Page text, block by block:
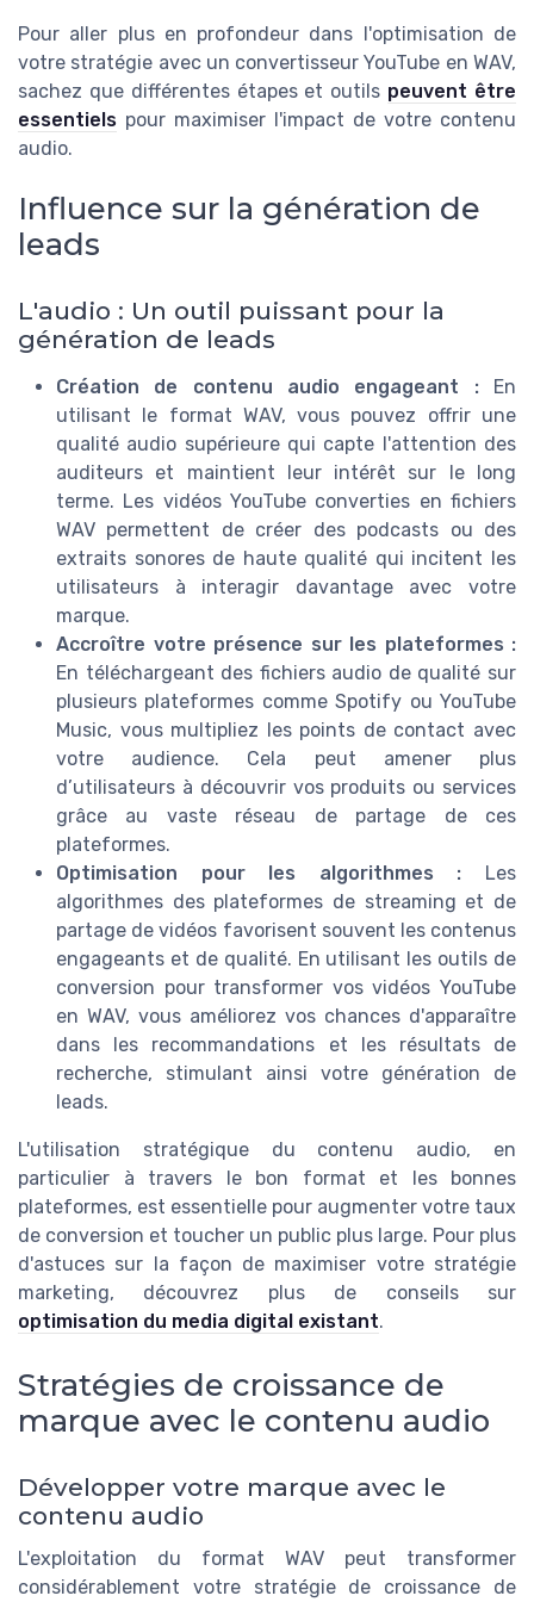
Pour aller plus en profondeur dans l'optimisation de
votre stratégie avec un convertisseur YouTube en WAV,
sachez que différentes étapes et outils peuvent être
essentiels pour maximiser l'impact de votre contenu
audio.
Influence sur la génération de
leads
L'audio : Un outil puissant pour la
génération de leads
Création de contenu audio engageant :En
utilisant le format WAV, vous pouvez offrir une
qualité audio supérieure qui capte l'attention des
auditeurs et maintient leur intérêt sur le long
terme. Les vidéos YouTube converties en fichiers
WAV permettent de créer des podcasts ou des
extraits sonores de haute qualité qui incitent les
utilisateurs à interagir davantage avec votre
marque.
Accroître votre présence sur les plateformes :
En téléchargeant des fichiers audio de qualité sur
plusieurs plateformes comme Spotify ou YouTube
Music, vous multipliez les points de contact avec
votre audience. Cela peut amener plus
d’utilisateurs à découvrir vos produits ou services
grâce au vaste réseau de partage de ces
plateformes.
Optimisation pour les algorithmes : Les
algorithmes des plateformes de streaming et de
partage de vidéos favorisent souvent les contenus
engageants et de qualité. En utilisant les outils de
conversion pour transformer vos vidéos YouTube
en WAV, vous améliorez vos chances d'apparaître
dans les recommandations et les résultats de
recherche, stimulant ainsi votre génération de
leads.
L'utilisation stratégique du contenu audio, en
particulier à travers le bon format et les bonnes
plateformes, est essentielle pour augmenter votre taux
de conversion et toucher un public plus large. Pour plus
d'astuces sur la façon de maximiser votre stratégie
marketing, découvrez plus de conseils sur
optimisation du media digital existant.
Stratégies de croissance de
marque avec le contenu audio
Développer votre marque avec le
contenu audio
L'exploitation du format WAV peut transformer
considérablement votre stratégie de croissance de